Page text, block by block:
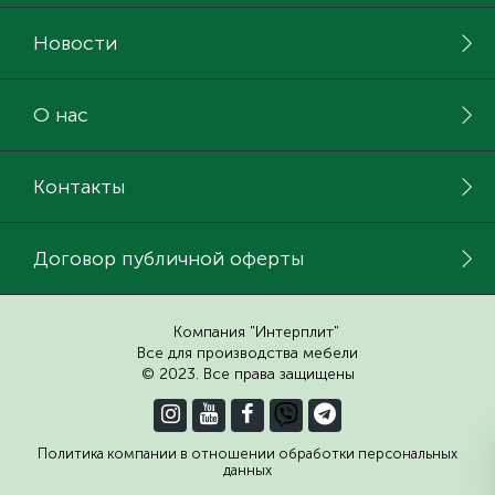
Новости
О нас
Контакты
Договор публичной оферты
Компания "Интерплит"
Все для производства мебели
© 2023. Все права защищены
Политика компании в отношении обработки персональных
данных
ИНСТРУМЕНТ И РАСХОДНЫЕ МАТЕРИАЛЫ
КУХОННАЯ ТЕХНИКА
Меблі
Фурнитура для кроватей